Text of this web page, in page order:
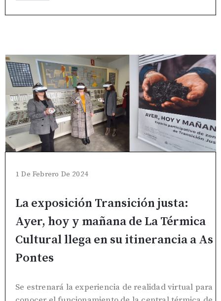
1 De Febrero De 2024
La exposición Transición justa:
Ayer, hoy y mañana de La Térmica
Cultural llega en su itinerancia a As
Pontes
Se estrenará la experiencia de realidad virtual para